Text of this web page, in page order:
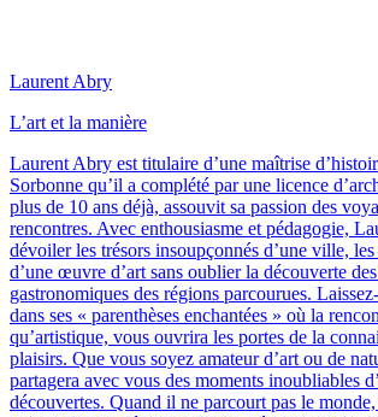
Laurent Abry
L’art et la manière
Laurent Abry est titulaire d’une maîtrise
Sorbonne qu’il a complété par une licence
plus de 10 ans déjà, assouvit sa passion des
rencontres. Avec enthousiasme et pédagogie,
dévoiler les trésors insoupçonnés d’une ville,
d’une œuvre d’art sans oublier la découverte
gastronomiques des régions parcourues.
dans ses « parenthèses enchantées » où la
qu’artistique, vous ouvrira les portes de la
plaisirs. Que vous soyez amateur d’art ou de
partagera avec vous des moments inoubliables
découvertes. Quand il ne parcourt pas le